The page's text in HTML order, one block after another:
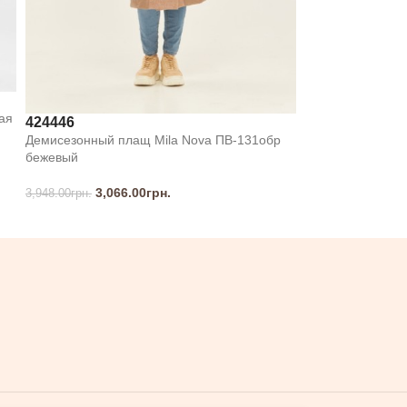
424446
Демисезонный плащ Mila Nova ПВ-131обр
бежевый
3,948.00грн. 3,066.00грн.